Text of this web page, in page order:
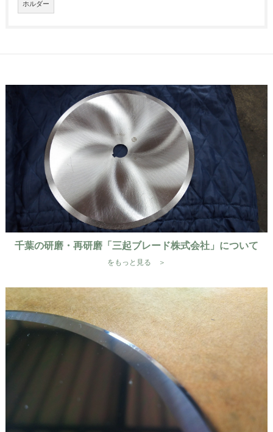
ホルダー
千葉の研磨・再研磨「三起ブレード株式会社」について
をもっと見る ＞